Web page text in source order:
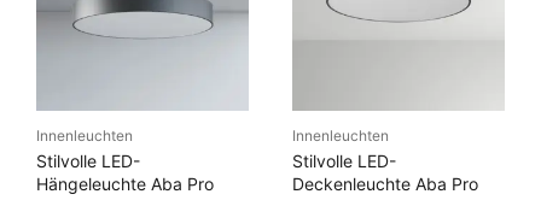
ä
t
s
Innenleuchten
Stilvolle LED-
Hängeleuchte Aba Pro
Innenleuchten
Stilvolle LED-
Deckenleuchte Aba Pro